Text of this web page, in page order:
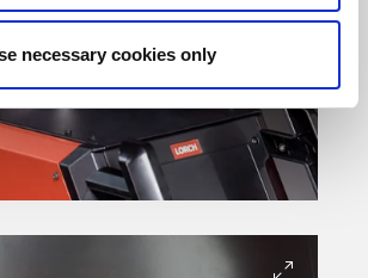
necessary cookies only